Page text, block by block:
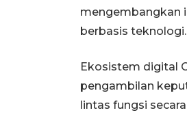
mengembangkan
berbasis teknologi.
Ekosistem digital
pengambilan
lintas fungsi